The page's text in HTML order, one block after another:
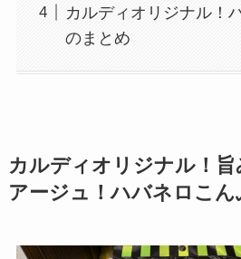
カルディオリジナル！
のまとめ
カルディオリジナル！旨
アージュ！ハバネロこん